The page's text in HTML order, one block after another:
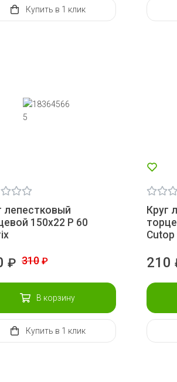
Купить в 1 клик
лепестковый
150х22 Р 60
₽ 310 ₽
В корзину
Купить в 1 клик
Круг
Сutop
210